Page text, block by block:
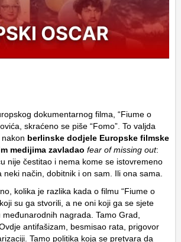
dokumentarnog filma, “Fiume o
, skraćeno se piše “Fomo”. To valjda
berlinske dodjele Europske filmske
medijima zavladao fear of missing out:
nije čestitao i nema kome se istovremeno
neki način, dobitnik i on sam. Ili ona sama.
kolika je razlika kada o filmu “Fiume o
su ga stvorili, a ne oni koji ga se sjete
nagrada. Tamo Grad,
antifašizam, besmisao rata, prigovor
Tamo politika koja se pretvara da